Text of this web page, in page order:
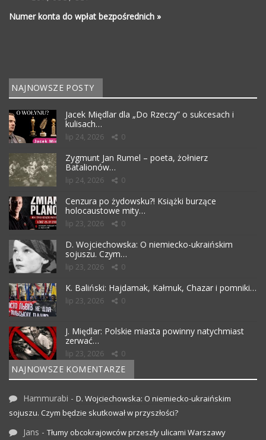
Numer konta do wpłat bezpośrednich »
NAJNOWSZE POSTY
Jacek Międlar dla „Do Rzeczy” o sukcesach i
kulisach…
lip 24, 2026 0
Zygmunt Jan Rumel – poeta, żołnierz
Batalionów…
lip 24, 2026 0
Cenzura po żydowsku?! Książki burzące
holocaustowe mity…
lip 23, 2026 0
D. Wojciechowska: O niemiecko-ukraińskim
sojuszu. Czym…
lip 23, 2026 0
K. Baliński: Hajdamak, Kałmuk, Chazar i pomniki…
lip 23, 2026 0
J. Międlar: Polskie miasta powinny natychmiast
zerwać…
lip 23, 2026 0
NAJNOWSZE KOMENTARZE
Hammurabi - D. Wojciechowska: O niemiecko-ukraińskim
sojuszu. Czym będzie skutkował w przyszłości?
Jans - Tłumy obcokrajowców przeszły ulicami Warszawy